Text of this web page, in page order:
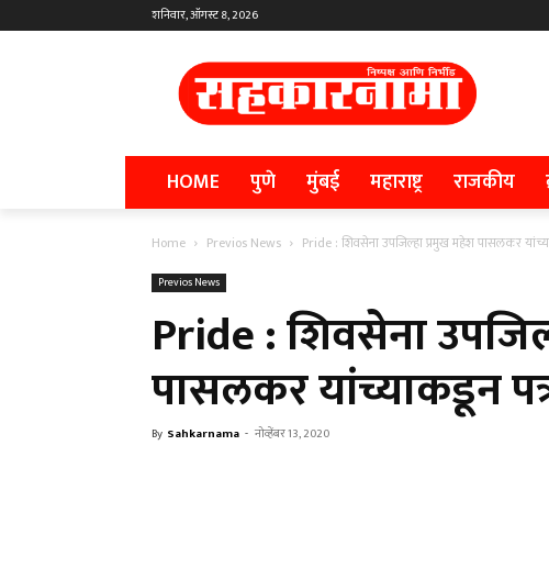
शनिवार, ऑगस्ट 8, 2026
HOME पुणे मुंबई महाराष्ट्र राजकीय
Home Previos News Pride : शिवसेना उपजिल्हा प्रमुख महेश पासलकर
Previos News
Pride : शिवसेना
पासलकर यांच्याकडून
By Sahkarnama - नोव्हेंबर 13, 2020